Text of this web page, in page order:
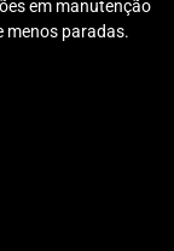
em manutenção
menos paradas.